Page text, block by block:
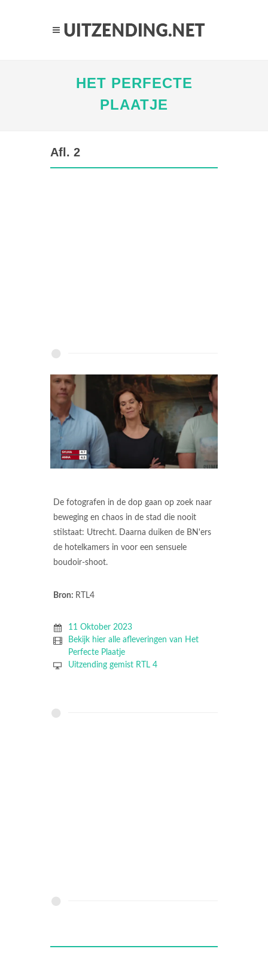
HET PERFECTE
PLAATJE
Afl. 2
De fotografen in de dop gaan op zoek naar
beweging en chaos in de stad die nooit
stilstaat: Utrecht. Daarna duiken de BN'ers
de hotelkamers in voor een sensuele
boudoir-shoot.
Bron: RTL4
11 Oktober 2023
Bekijk hier alle afleveringen van Het
Perfecte Plaatje
Uitzending gemist RTL 4